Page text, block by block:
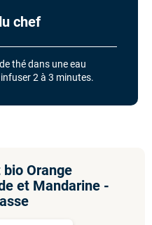
chef
thé dans une eau
2 à 3 minutes.
Orange
et Mandarine -